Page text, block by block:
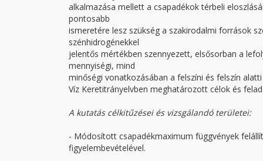
alkalmazása mellett a csapadékok térbeli
pontosabb
ismeretére lesz szükség a szakirodalmi források
szénhidrogénekkel
jelentős mértékben szennyezett, elsősorban a
mennyiségi, mind
minőségi vonatkozásában a felszíni és felszín
Víz Keretitrányelvben meghatározott célok és
A kutatás célkitűzései és vizsgálandó területei:
- Módosított csapadékmaximum függvények
figyelembevételével.